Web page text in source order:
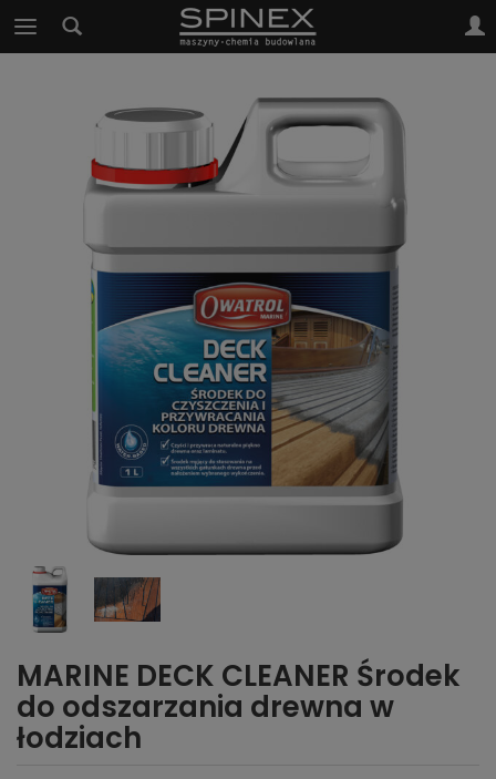
MARINE DECK CLEANER Środek
do odszarzania drewna w
łodziach